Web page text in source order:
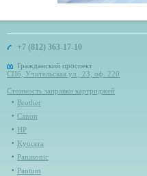
+7 (812) 363-17-10
Гражданский проспект
СПб, Учительская ул., 23, оф. 220
Стоимость заправки картриджей
Brother
Canon
HP
Kyocera
Panasonic
Pantum